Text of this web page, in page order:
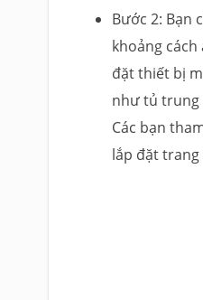
Bước 2: Bạn
khoảng
đặt thiết bị
như tủ trung
Các bạn
lắp đặt trang